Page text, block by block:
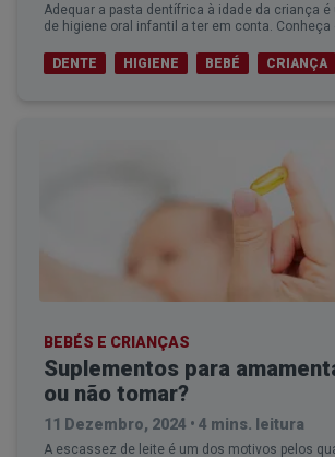
Adequar a pasta dentífrica à idade da criança
de higiene oral infantil a ter em conta. Conheça
DENTE HIGIENE BEBÉ CRIANÇA
BEBÉS E CRIANÇAS
Suplementos para
ou não tomar?
11 Dezembro, 2024 • 4 mins. leitura
A escassez de leite é um dos motivos pelos